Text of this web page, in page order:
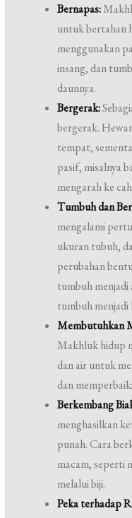
Bernapas:
untuk bertahan
menggunakan
insang, dan
daunnya.
Bergerak:
bergerak.
tempat,
pasif, misalnya
mengarah ke
Tumbuh dan
mengalami
ukuran tubuh,
perubahan
tumbuh menjadi
tumbuh menjadi
Membutuhkan
Makhluk hidup
dan air untuk
dan
Berkembang
menghasilkan
punah. Cara
macam, seperti
melalui biji.
Peka terhadap